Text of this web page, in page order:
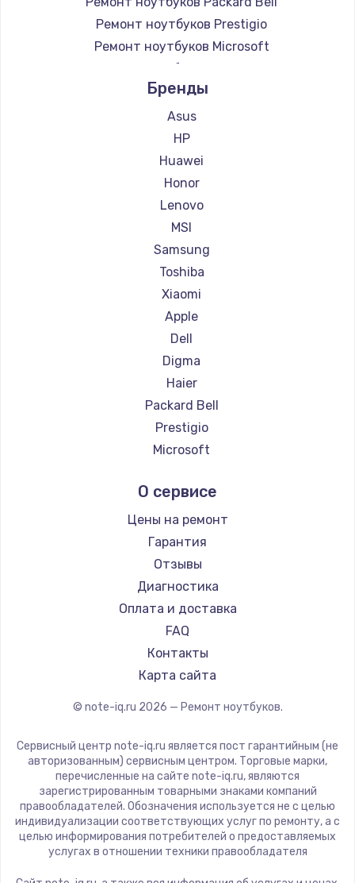
Ремонт ноутбуков Prestigio
Ремонт ноутбуков Microsoft
Ремонт ноутбуков Alienware
Ремонт ноутбуков Aquarius
Ремонт ноутбуков Gigabyte
Ремонт ноутбуков Aorus
Ремонт ноутбуков Maibenben
Ремонт ноутбуков Getac
Ремонт ноутбуков Epson
Ремонт ноутбуков Philips
Ремонт ноутбуков LG
Ремонт ноутбуков Panasonic
Ремонт ноутбуков Irbis
Ремонт ноутбуков Thunderobot
Ремонт ноутбуков Hasee
Ремонт ноутбуков ZTE
Ремонт ноутбуков Hiper
Ремонт ноутбуков Evga
Ремонт ноутбуков Google
Ремонт ноутбуков Echips
Ремонт ноутбуков Predator
Ремонт ноутбуков iru
Ремонт ноутбуков Machenike
Ремонт ноутбуков DEXP
Ремонт ноутбуков Teclast
Ремонт ноутбуков CHUWI
Ремонт ноутбуков Colorful
Бренды
Asus
HP
Huawei
Honor
Lenovo
MSI
Samsung
Toshiba
Xiaomi
Apple
Dell
Digma
Haier
Packard Bell
Prestigio
Microsoft
Aquarius
Gigabyte
Aorus
Maibenben
Getac
Epson
Philips
LG
Panasonic
ZTE
Hiper
Evga
Google
Echips
О сервисе
Цены на ремонт
Гарантия
Отзывы
Диагностика
Оплата и доставка
FAQ
Контакты
Карта сайта
© note-iq.ru 2026 — Ремонт ноутбуков.
Сервисный центр note-iq.ru является пост гарантийным (не
авторизованным) сервисным центром. Торговые марки,
перечисленные на сайте note-iq.ru, являются
зарегистрированным товарными знаками компаний
правообладателей. Обозначения используется не с целью
индивидуализации соответствующих услуг по ремонту, а с
целью информирования потребителей о предоставляемых
услугах в отношении техники правообладателя